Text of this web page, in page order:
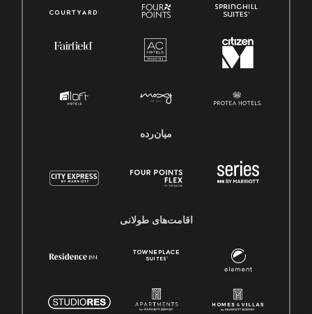
میان‌رده
اقامت‌های طولانی